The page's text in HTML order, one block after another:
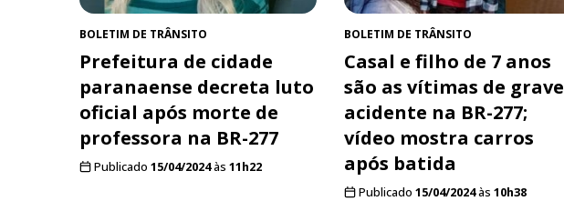
BOLETIM DE TRÂNSITO
Prefeitura de cidade
paranaense decreta luto
oficial após morte de
professora na BR-277
Publicado 15/04/2024às 11h22
BOLETIM DE TRÂNSITO
Casal e filho de 7 anos
são as vítimas de grave
acidente na BR-277;
vídeo mostra carros
após batida
Publicado 15/04/2024às 10h38